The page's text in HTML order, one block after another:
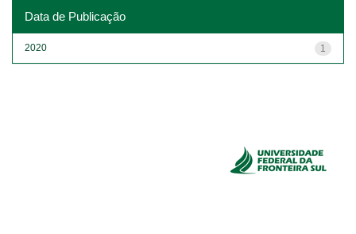
Data de Publicação
1
2020